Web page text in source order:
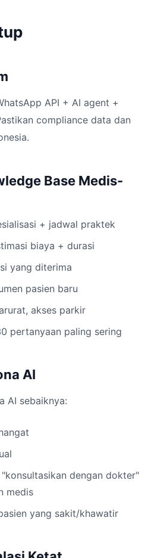
API + AI agent +
compliance data dan
Base Medis-
+ jadwal praktek
biaya + durasi
yang diterima
pasien baru
akses parkir
pertanyaan paling sering
AI
AI sebaiknya:
dengan dokter"
medis
yang sakit/khawatir